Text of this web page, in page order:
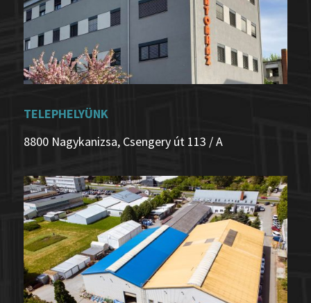
TELEPHELYÜNK
8800 Nagykanizsa, Csengery út 113 / A